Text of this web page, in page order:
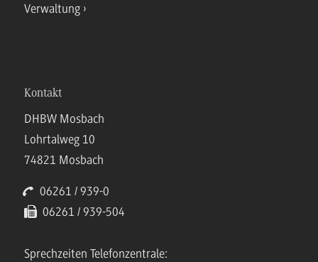
Verwaltung
Kontakt
DHBW Mosbach
Lohrtalweg 10
74821 Mosbach
06261 / 939-0
06261 / 939-504
Sprechzeiten Telefonzentrale: